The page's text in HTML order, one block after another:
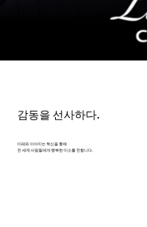
감동을 선사하다.
미래와 이어지는 혁신을 통해
전 세계 사람들에게 행복한 미소를 전합니다.